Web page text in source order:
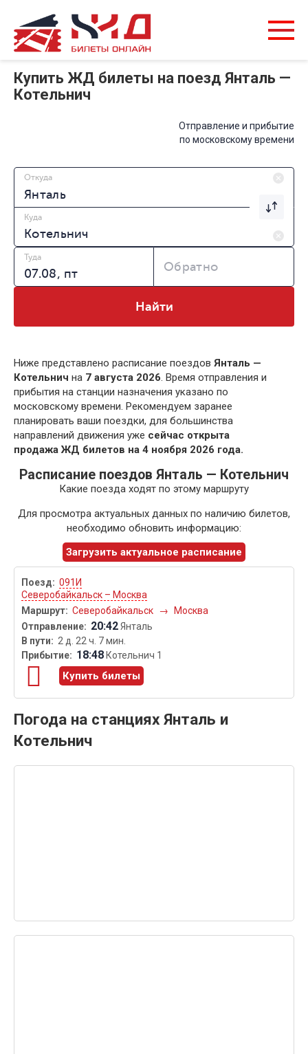
Купить ЖД билеты на поезд Янталь —
Котельнич
Отправление и прибытие
по московскому времени
Откуда
Куда
Туда
Обратно
Найти
Ниже представлено расписание поездов Янталь —
Котельнич на 7 августа 2026. Время отправления и
прибытия на станции назначения указано по
московскому времени. Рекомендуем заранее
планировать ваши поездки, для большинства
направлений движения уже сейчас открыта
продажа ЖД билетов на 4 ноября 2026 года.
Расписание поездов Янталь — Котельнич
Какие поезда ходят по этому маршруту
Для просмотра актуальных данных по наличию билетов,
необходимо обновить информацию:
Загрузить актуальное расписание
091И
Северобайкальск – Москва
Северобайкальск
→ Москва
20:42Янталь
2 д. 22 ч. 7 мин.
18:48 Котельнич 1
Купить билеты
Погода на станциях Янталь и
Котельнич